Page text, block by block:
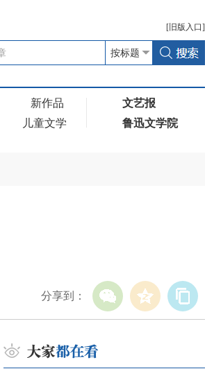
[ 旧版 入口]
新作品
儿童文学
文艺报
鲁迅文学院
分享到：